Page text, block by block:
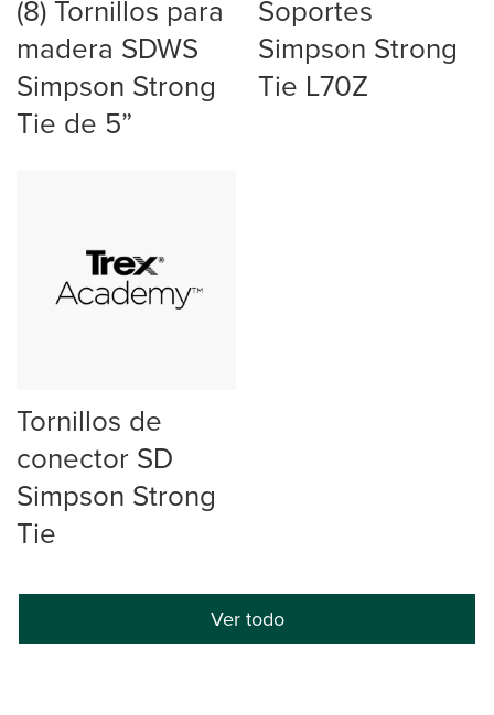
(8) Tornillos para
madera SDWS
Simpson Strong
Tie de 5”
Soportes
Simpson Strong
Tie L70Z
Tornillos de
conector SD
Simpson Strong
Tie
Ver todo